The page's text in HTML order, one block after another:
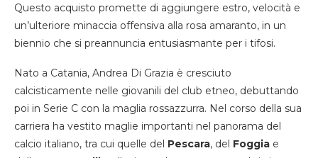
Questo acquisto promette di aggiungere estro, velocità e
un’ulteriore minaccia offensiva alla rosa amaranto, in un
biennio che si preannuncia entusiasmante per i tifosi.
Nato a Catania, Andrea Di Grazia è cresciuto
calcisticamente nelle giovanili del club etneo, debuttando
poi in Serie C con la maglia rossazzurra. Nel corso della sua
carriera ha vestito maglie importanti nel panorama del
calcio italiano, tra cui quelle del Pescara, del Foggia e